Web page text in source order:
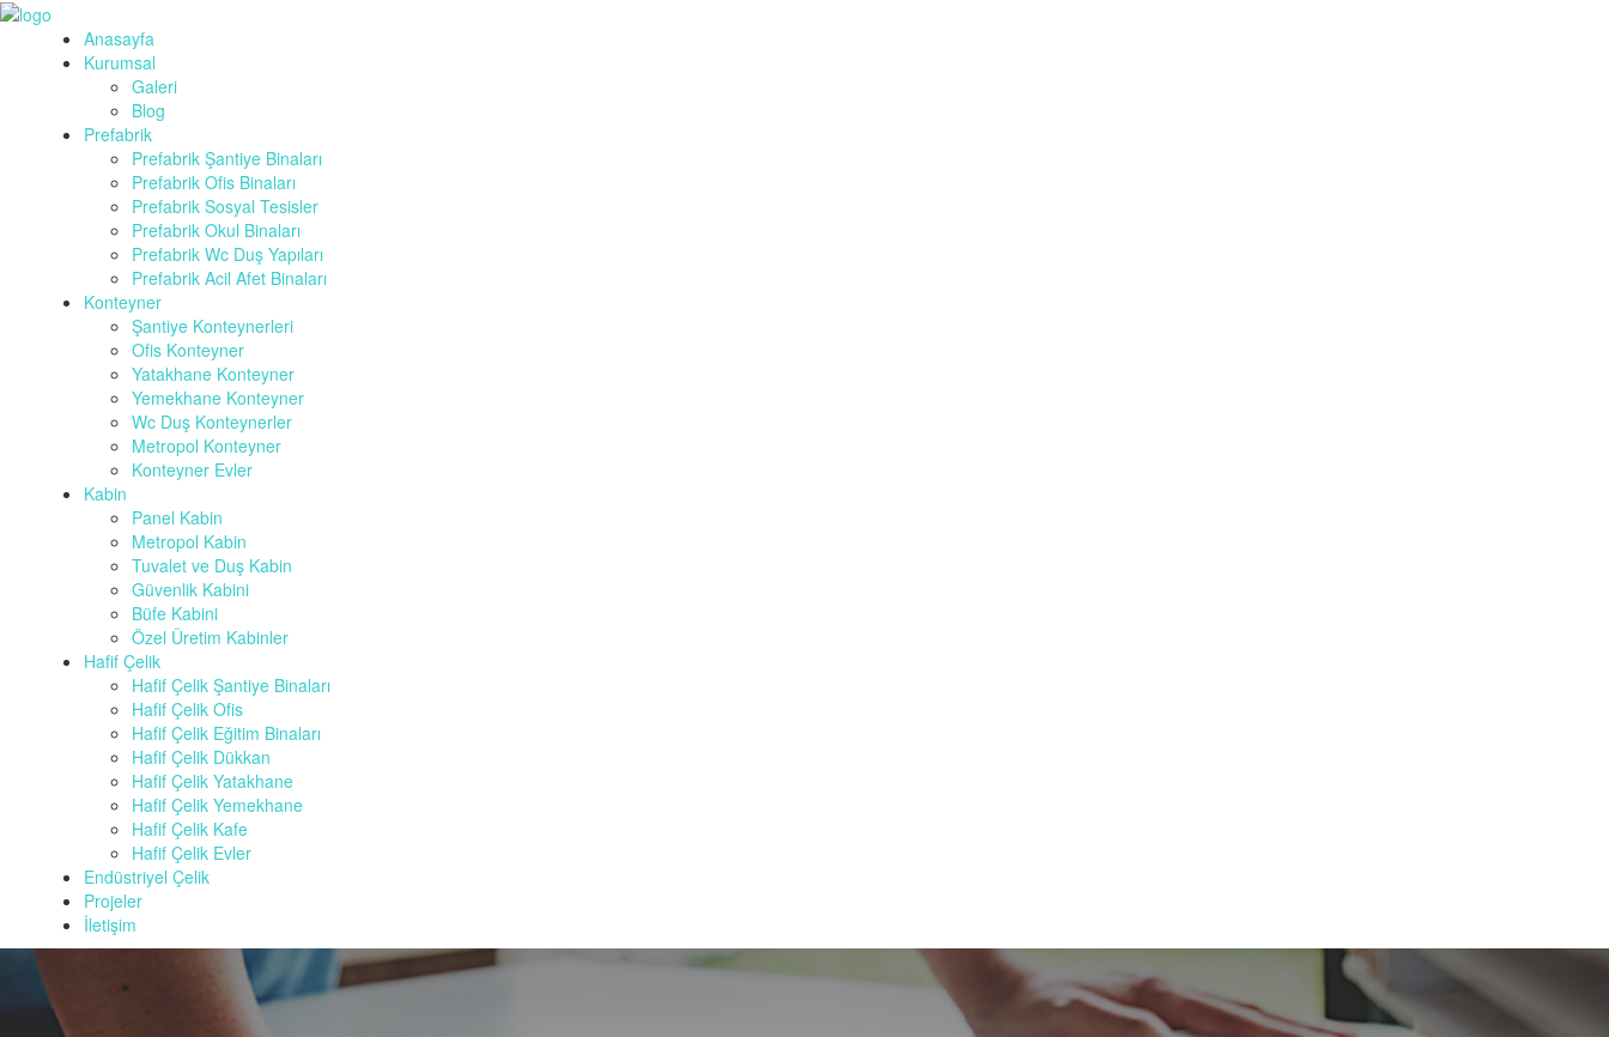
Anasayfa
Kurumsal
Galeri
Blog
Prefabrik
Prefabrik Şantiye Binaları
Prefabrik Ofis Binaları
Prefabrik Sosyal Tesisler
Prefabrik Okul Binaları
Prefabrik Wc Duş Yapıları
Prefabrik Acil Afet Binaları
Konteyner
Şantiye Konteynerleri
Ofis Konteyner
Yatakhane Konteyner
Yemekhane Konteyner
Wc Duş Konteynerler
Metropol Konteyner
Konteyner Evler
Kabin
Panel Kabin
Metropol Kabin
Tuvalet ve Duş Kabin
Güvenlik Kabini
Büfe Kabini
Özel Üretim Kabinler
Hafif Çelik
Hafif Çelik Şantiye Binaları
Hafif Çelik Ofis
Hafif Çelik Eğitim Binaları
Hafif Çelik Dükkan
Hafif Çelik Yatakhane
Hafif Çelik Yemekhane
Hafif Çelik Kafe
Hafif Çelik Evler
Endüstriyel Çelik
Projeler
İletişim